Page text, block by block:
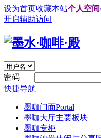
设为首页收藏本站个人空间
开启辅助访问
密码
快捷导航
墨咖门面Portal
墨咖大厅主要板块
墨咖专柜